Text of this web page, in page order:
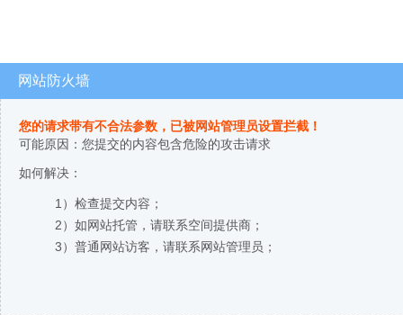
网站防火墙
您的请求带有不合法参数，已被网站管理员设置拦截！
可能原因：您提交的内容包含危险的攻击请求
如何解决：
1）检查提交内容；
2）如网站托管，请联系空间提供商；
3）普通网站访客，请联系网站管理员；